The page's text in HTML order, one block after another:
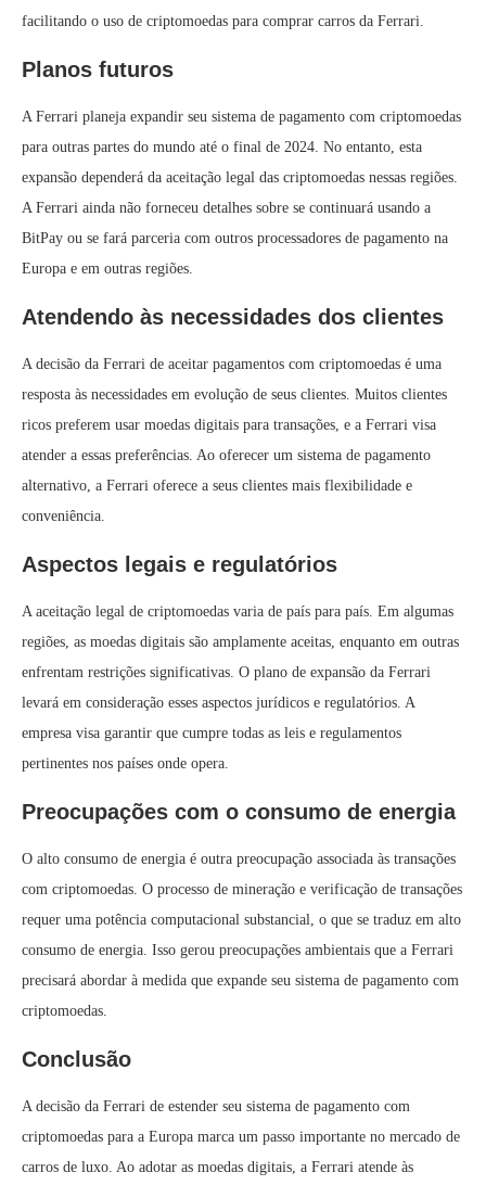
facilitando o uso de criptomoedas para comprar carros da Ferrari.
Planos futuros
A Ferrari planeja expandir seu sistema de pagamento com criptomoedas
para outras partes do mundo até o final de 2024. No entanto, esta
expansão dependerá da aceitação legal das criptomoedas nessas regiões.
A Ferrari ainda não forneceu detalhes sobre se continuará usando a
BitPay ou se fará parceria com outros processadores de pagamento na
Europa e em outras regiões.
Atendendo às necessidades dos clientes
A decisão da Ferrari de aceitar pagamentos com criptomoedas é uma
resposta às necessidades em evolução de seus clientes. Muitos clientes
ricos preferem usar moedas digitais para transações, e a Ferrari visa
atender a essas preferências. Ao oferecer um sistema de pagamento
alternativo, a Ferrari oferece a seus clientes mais flexibilidade e
conveniência.
Aspectos legais e regulatórios
A aceitação legal de criptomoedas varia de país para país. Em algumas
regiões, as moedas digitais são amplamente aceitas, enquanto em outras
enfrentam restrições significativas. O plano de expansão da Ferrari
levará em consideração esses aspectos jurídicos e regulatórios. A
empresa visa garantir que cumpre todas as leis e regulamentos
pertinentes nos países onde opera.
Preocupações com o consumo de energia
O alto consumo de energia é outra preocupação associada às transações
com criptomoedas. O processo de mineração e verificação de transações
requer uma potência computacional substancial, o que se traduz em alto
consumo de energia. Isso gerou preocupações ambientais que a Ferrari
precisará abordar à medida que expande seu sistema de pagamento com
criptomoedas.
Conclusão
A decisão da Ferrari de estender seu sistema de pagamento com
criptomoedas para a Europa marca um passo importante no mercado de
carros de luxo. Ao adotar as moedas digitais, a Ferrari atende às